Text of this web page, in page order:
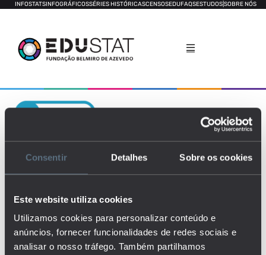
Consentir Detalhes Sobre os cookies
Este website utiliza cookies
Utilizamos cookies para personalizar conteúdo e
anúncios, fornecer funcionalidades de redes sociais e
analisar o nosso tráfego. Também partilhamos
INFOSTATSINFOGRÁFICOSSÉRIES HISTÓRICASCENSOSEDUFAQSESTUDOSSOBRE NÓS
Valor Acrescentado do Professor